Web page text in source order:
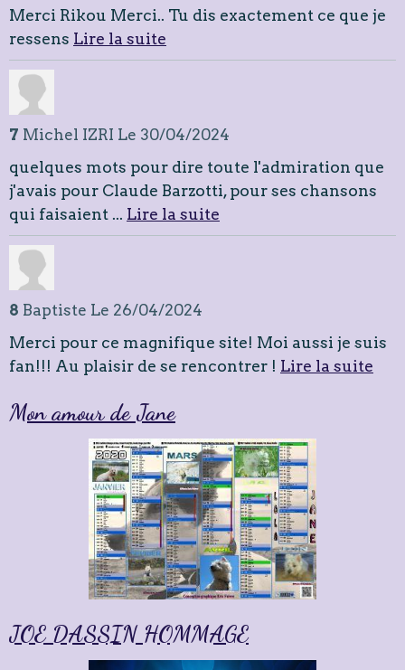
Merci Rikou Merci.. Tu dis exactement ce que je
ressens Lire la suite
7 Michel IZRI Le 30/04/2024
quelques mots pour dire toute l'admiration que
j'avais pour Claude Barzotti, pour ses chansons
qui faisaient ... Lire la suite
8 Baptiste Le 26/04/2024
Merci pour ce magnifique site! Moi aussi je suis
fan!!! Au plaisir de se rencontrer ! Lire la suite
Mon amour de Jane
JOE DASSIN HOMMAGE